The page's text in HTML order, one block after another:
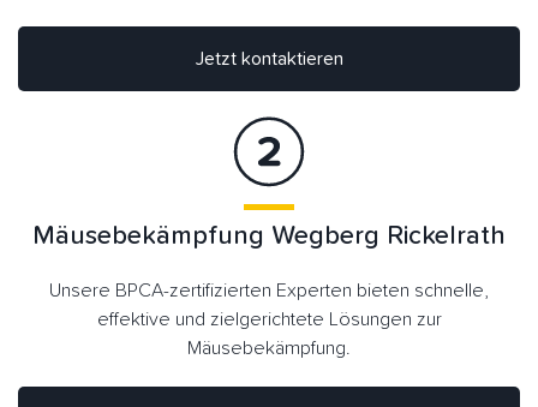
Jetzt kontaktieren
Mäusebekämpfung Wegberg Rickelrath
Unsere BPCA-zertifizierten Experten bieten schnelle,
effektive und zielgerichtete Lösungen zur
Mäusebekämpfung.